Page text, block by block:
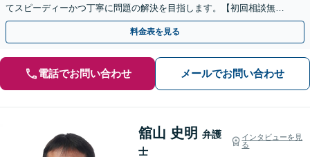
てスピーディーかつ丁寧に問題の解決を目指します。【初回相談無
料】【電話相談可】
料金表を見る
電話でお問い合わせ メールでお問い合わせ
舘山 史明 弁護
士
インタビューを見
る